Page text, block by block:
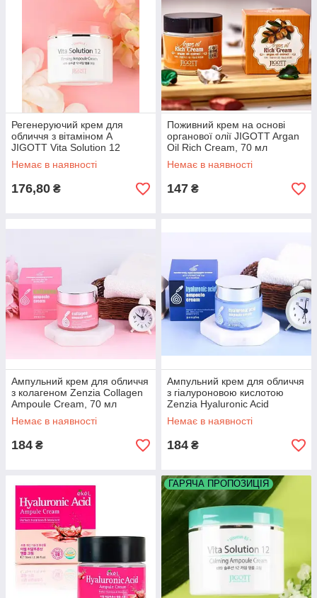
Регенеруючий крем для
обличчя з вітаміном А
JIGOTT Vita Solution 12
Firming Ampoule Cream, 100
мл
Немає в наявності
176,80 ₴
Поживний крем на основі
органової олії JIGOTT Argan
Oil Rich Cream, 70 мл
Немає в наявності
147 ₴
Ампульний крем для обличчя
з колагеном Zenzia Collagen
Ampoule Cream, 70 мл
Немає в наявності
184 ₴
Ампульний крем для обличчя
з гіалуроновою кислотою
Zenzia Hyaluronic Acid
Ampoule Cream, 70 мл
Немає в наявності
184 ₴
ГАРЯЧА ПРОПОЗИЦІЯ